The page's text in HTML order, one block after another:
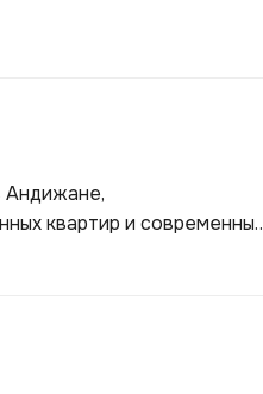
Андижане,
квартир и современных
вам лучшие жилые